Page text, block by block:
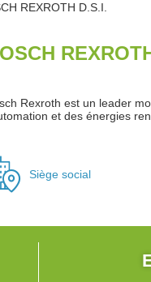
REXROTH D.S.I.
Rexroth est un leader
et des énergies
Siège social